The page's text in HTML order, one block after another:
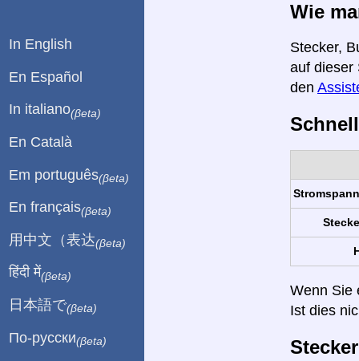
Wie
Stecker,
auf dieser
den
Wenn Sie
Ist dies
In English
En Español
In italiano(βeta)
En Català
Em português(βeta)
En français(βeta)
用中文（表达(βeta)
हिंदी में(βeta)
日本語で(βeta)
По-русски(βeta)